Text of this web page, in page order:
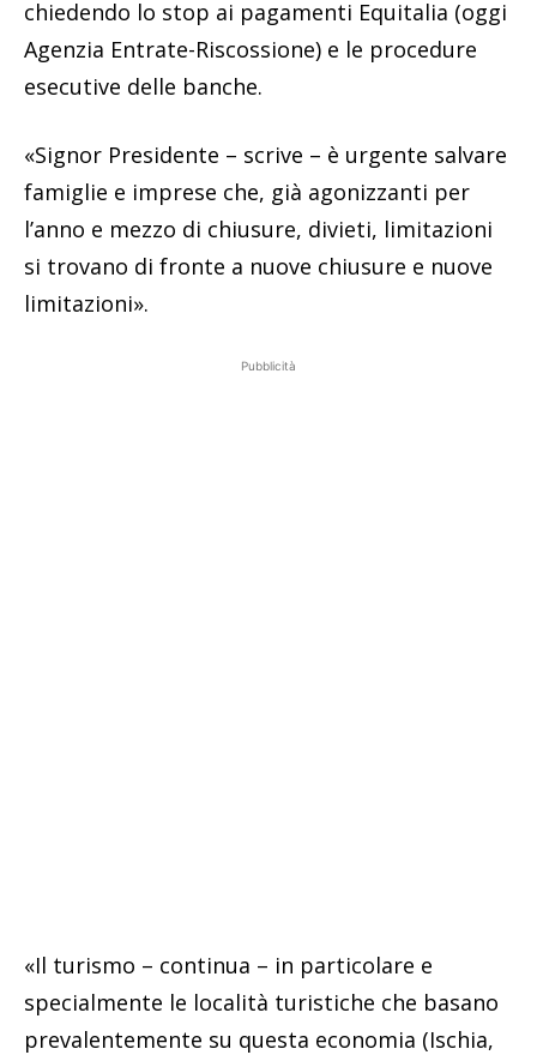
chiedendo lo stop ai pagamenti Equitalia (oggi
Agenzia Entrate-Riscossione) e le procedure
esecutive delle banche.
«Signor Presidente – scrive – è urgente salvare
famiglie e imprese che, già agonizzanti per
l’anno e mezzo di chiusure, divieti, limitazioni
si trovano di fronte a nuove chiusure e nuove
limitazioni».
Pubblicità
«Il turismo – continua – in particolare e
specialmente le località turistiche che basano
prevalentemente su questa economia (Ischia,